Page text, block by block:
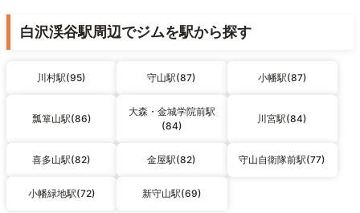
白沢渓谷駅周辺でジムを駅から探す
川村駅(95) 守山駅(87) 小幡駅(87)
瓢箪山駅(86)
大森・金城学院前駅
(84)
川宮駅(84)
喜多山駅(82) 金屋駅(82) 守山自衛隊前駅(77)
小幡緑地駅(72) 新守山駅(69)